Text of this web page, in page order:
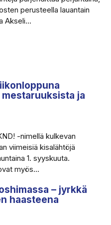
perusteella lauantain
Akseli...
ja
-nimellä kulkevan
viimeisiä kisalähtöjä
1. syyskuuta.
myös...
– jyrkkä
haasteena